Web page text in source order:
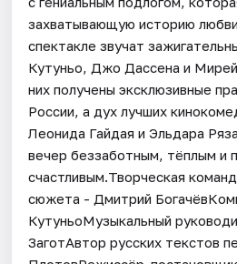
захватывающую историю
спектакле звучат
Кутуньо, Джо Дассена и
них получены эксклюзивные
России, а дух лучших
Леонида Гайдая и Эльдара
вечер беззаботным, тёплым и
счастливым.Творческая
сюжета - Дмитрий
КутуньоМузыкальный
ЗаготАвтор русских текстов